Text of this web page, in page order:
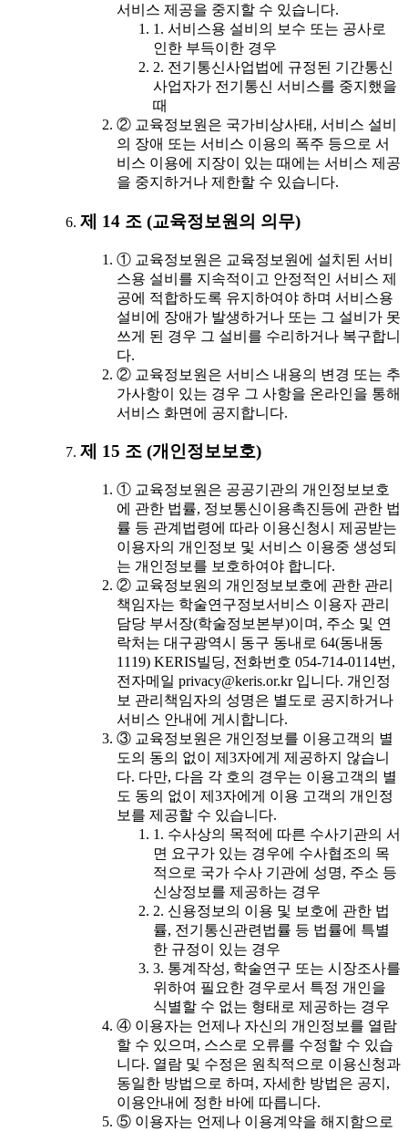
서비스 제공을 중지할 수 있습니다.
1. 서비스용 설비의 보수 또는 공사로
인한 부득이한 경우
2. 전기통신사업법에 규정된 기간통신
사업자가 전기통신 서비스를 중지했을
때
② 교육정보원은 국가비상사태, 서비스 설비
의 장애 또는 서비스 이용의 폭주 등으로 서
비스 이용에 지장이 있는 때에는 서비스 제공
을 중지하거나 제한할 수 있습니다.
제 14 조 (교육정보원의 의무)
① 교육정보원은 교육정보원에 설치된 서비
스용 설비를 지속적이고 안정적인 서비스 제
공에 적합하도록 유지하여야 하며 서비스용
설비에 장애가 발생하거나 또는 그 설비가 못
쓰게 된 경우 그 설비를 수리하거나 복구합니
다.
② 교육정보원은 서비스 내용의 변경 또는 추
가사항이 있는 경우 그 사항을 온라인을 통해
서비스 화면에 공지합니다.
제 15 조 (개인정보보호)
① 교육정보원은 공공기관의 개인정보보호
에 관한 법률, 정보통신이용촉진등에 관한 법
률 등 관계법령에 따라 이용신청시 제공받는
이용자의 개인정보 및 서비스 이용중 생성되
는 개인정보를 보호하여야 합니다.
② 교육정보원의 개인정보보호에 관한 관리
책임자는 학술연구정보서비스 이용자 관리
담당 부서장(학술정보본부)이며, 주소 및 연
락처는 대구광역시 동구 동내로 64(동내동
1119) KERIS빌딩, 전화번호 054-714-0114번,
전자메일 privacy@keris.or.kr 입니다. 개인정
보 관리책임자의 성명은 별도로 공지하거나
서비스 안내에 게시합니다.
③ 교육정보원은 개인정보를 이용고객의 별
도의 동의 없이 제3자에게 제공하지 않습니
다. 다만, 다음 각 호의 경우는 이용고객의 별
도 동의 없이 제3자에게 이용 고객의 개인정
보를 제공할 수 있습니다.
1. 수사상의 목적에 따른 수사기관의 서
면 요구가 있는 경우에 수사협조의 목
적으로 국가 수사 기관에 성명, 주소 등
신상정보를 제공하는 경우
2. 신용정보의 이용 및 보호에 관한 법
률, 전기통신관련법률 등 법률에 특별
한 규정이 있는 경우
3. 통계작성, 학술연구 또는 시장조사를
위하여 필요한 경우로서 특정 개인을
식별할 수 없는 형태로 제공하는 경우
④ 이용자는 언제나 자신의 개인정보를 열람
할 수 있으며, 스스로 오류를 수정할 수 있습
니다. 열람 및 수정은 원칙적으로 이용신청과
동일한 방법으로 하며, 자세한 방법은 공지,
이용안내에 정한 바에 따릅니다.
⑤ 이용자는 언제나 이용계약을 해지함으로